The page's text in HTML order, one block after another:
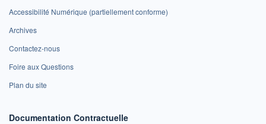
Accessibilité Numérique (partiellement conforme)
Archives
Contactez-nous
Foire aux Questions
Plan du site
Documentation Contractuelle